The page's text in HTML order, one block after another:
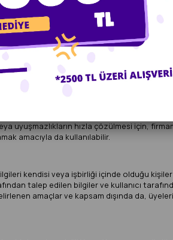
bilgiler, promosyon teklifleri
seçimi değiştirebilir ya da kendisine
mağazamıza elektronik ortamdan
uyuşmazlıkların hızla çözülmesi için,
amacıyla da kullanılabilir.
kendisi veya işbirliği içinde olduğu
talep edilen bilgiler ve kullanıcı
amaçlar ve kapsam dışında da,